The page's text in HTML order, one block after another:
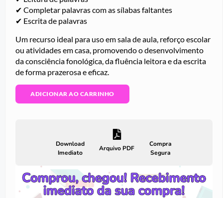
✔ Completar palavras com as sílabas faltantes
✔ Escrita de palavras
Um recurso ideal para uso em sala de aula, reforço escolar
ou atividades em casa, promovendo o desenvolvimento
da consciência fonológica, da fluência leitora e da escrita
de forma prazerosa e eficaz.
ADICIONAR AO CARRINHO
Download
Imediato
Arquivo PDF
Compra
Segura